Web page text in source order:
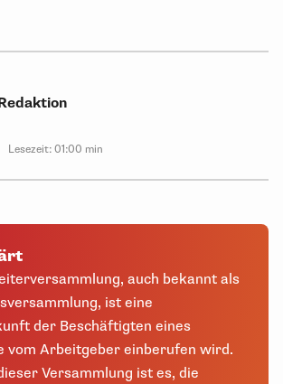
Lesezeit: 01:00 min
auch bekannt als
ist eine
der Beschäftigten eines
vom Arbeitgeber einberufen wird.
Versammlung ist es, die